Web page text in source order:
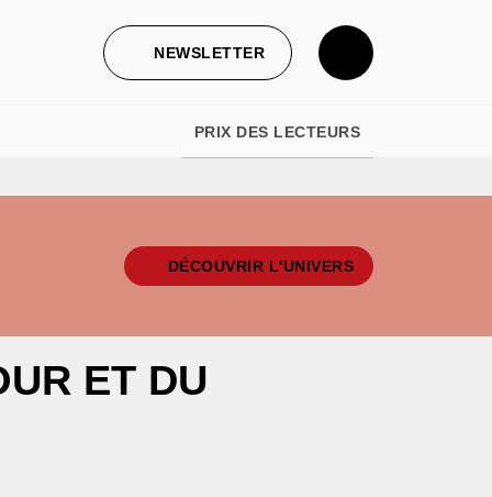
NEWSLETTER
PRIX DES LECTEURS
DÉCOUVRIR L'UNIVERS
ET DU